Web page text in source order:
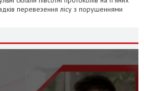
перевезення лісу з порушеннями